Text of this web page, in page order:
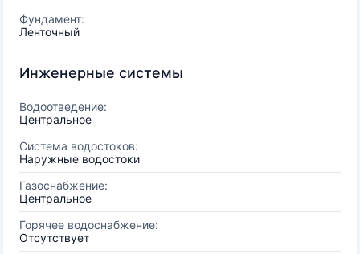
Фундамент:
Ленточный
Инженерные системы
Водоотведение:
Центральное
Система водостоков:
Наружные водостоки
Газоснабжение:
Центральное
Горячее водоснабжение:
Отсутствует